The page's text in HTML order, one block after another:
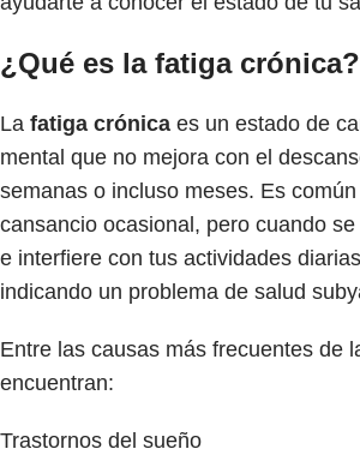
¿Qué es la fatiga crónica?
La fatiga crónica es un estado de
mental que no mejora con el
semanas o incluso meses. Es
cansancio ocasional, pero cuando
e interfiere con tus actividades
indicando un problema de salud
Entre las causas más frecuentes de
encuentran:
Trastornos del sueño